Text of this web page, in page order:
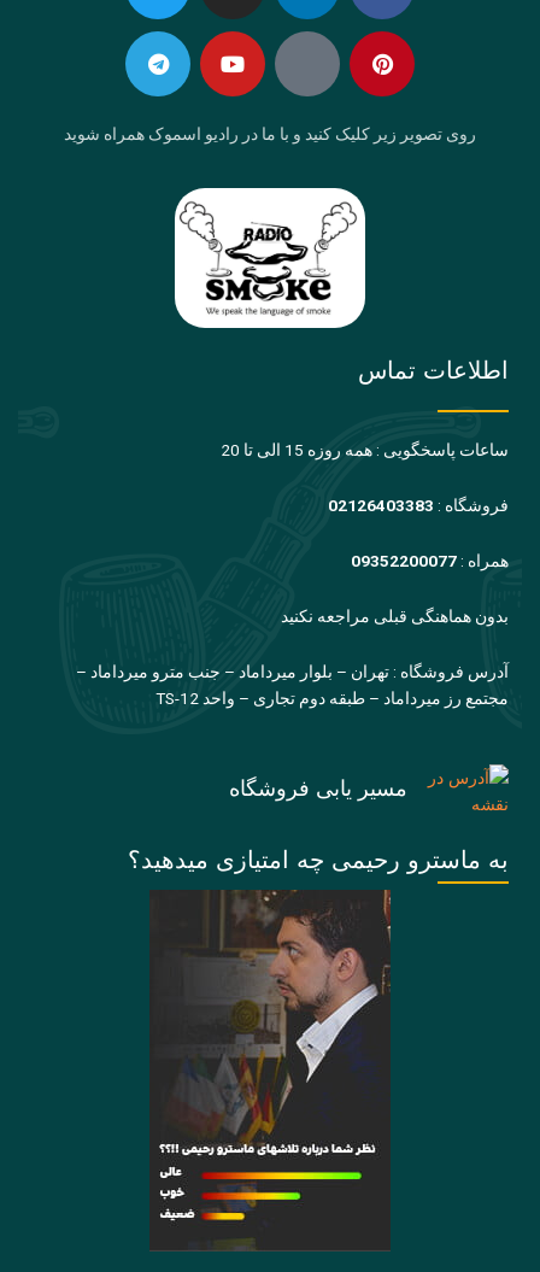
f
in
روی تصویر زیر کلیک کنید و با ما در رادیو اسموک همراه شوید
اطلاعات تماس
ساعات پاسخگویی : همه روزه 15 الی تا 20
فروشگاه : 02126403383
همراه : 09352200077
بدون هماهنگی قبلی مراجعه نکنید
آدرس فروشگاه : تهران – بلوار میرداماد – جنب مترو میرداماد –
مجتمع رز میرداماد – طبقه دوم تجاری – واحد TS-12
مسیر یابی فروشگاه
به ماسترو رحیمی چه امتیازی میدهید؟